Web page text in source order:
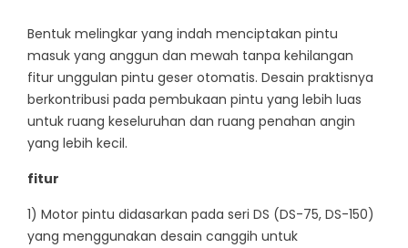
Bentuk melingkar yang indah menciptakan pintu
masuk yang anggun dan mewah tanpa kehilangan
fitur unggulan pintu geser otomatis. Desain praktisnya
berkontribusi pada pembukaan pintu yang lebih luas
untuk ruang keseluruhan dan ruang penahan angin
yang lebih kecil.
fitur
1) Motor pintu didasarkan pada seri DS (DS-75, DS-150)
yang menggunakan desain canggih untuk